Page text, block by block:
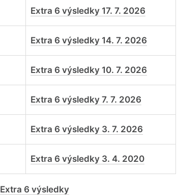
Extra 6 výsledky 17. 7. 2026
Extra 6 výsledky 14. 7. 2026
Extra 6 výsledky 10. 7. 2026
Extra 6 výsledky 7. 7. 2026
Extra 6 výsledky 3. 7. 2026
Extra 6 výsledky 3. 4. 2020
Extra 6 výsledky